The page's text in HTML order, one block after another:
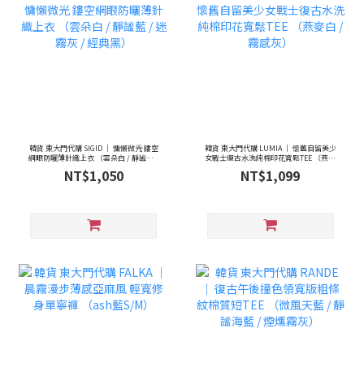
韓貨 東大門代購 SIGID ｜ 慵懶微光 鏤空
網眼防曬薄針織上衣 （雲朵白 / 靜謐藍 /
NT$1,050
韓貨 東大門代購 LUMIA ｜ 懷舊自留美少
女戰士復古水洗純棉印花寬鬆TEE （燕麥
NT$1,099